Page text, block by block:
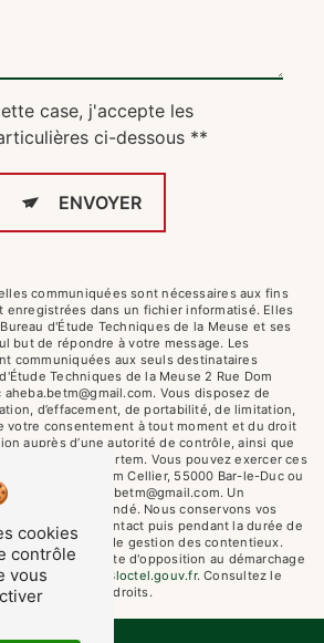
case, j'accepte les
ci-dessous **
ENVOYER
communiquées sont nécessaires aux fins
enregistrées dans un fichier informatisé. Elles
d'Étude Techniques de la Meuse et ses
but de répondre à votre message. Les
communiquées aux seuls destinataires
Techniques de la Meuse 2 Rue Dom
Vous disposez de
d’effacement, de portabilité, de limitation,
votre consentement à tout moment et du droit
auprès d’une autorité de contrôle, ainsi que
données post-mortem. Vous pouvez exercer ces
2 Rue Dom Cellier, 55000 Bar-le-Duc ou
l'adresse aheba.betm@gmail.com. Un
vous être demandé. Nous conservons vos
de prise de contact puis pendant la durée de
probatoires et de gestion des contentieux.
inscrire sur la liste d'opposition au démarchage
cette adresse:
Bloctel.gouv.fr. Consultez le
sur vos droits.
cookies
contrôle
vous